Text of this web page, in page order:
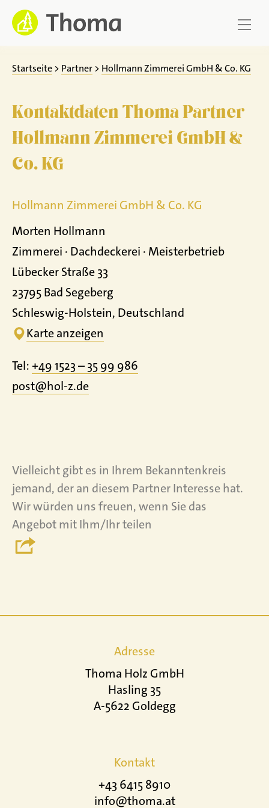
Zum
Inhalt
springen
Startseite > Partner > Hollmann Zimmerei GmbH & Co. KG
Kontaktdaten Thoma Partner
Hollmann Zimmerei GmbH &
Co. KG
Hollmann Zimmerei GmbH & Co. KG
Morten Hollmann
Zimmerei · Dachdeckerei · Meisterbetrieb
Lübecker Straße 33
23795 Bad Segeberg
Schleswig-Holstein, Deutschland
Karte anzeigen
Tel:+49 1523 – 35 99 986
post@hol-z.de
Vielleicht gibt es in Ihrem Bekanntenkreis
jemand, der an diesem Partner Interesse hat.
Wir würden uns freuen, wenn Sie das
Angebot mit Ihm/Ihr teilen
Adresse
Thoma Holz GmbH
Hasling 35
A-5622 Goldegg
Kontakt
+43 6415 8910
info@thoma.at